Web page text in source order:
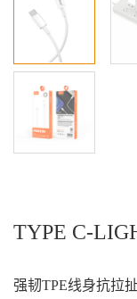
TYPE C-
强韧TPE线身抗拉